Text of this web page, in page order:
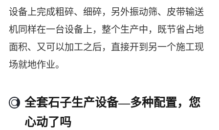
设备上完成粗碎、细碎，另外振动筛、皮带输送
机同样在一台设备上，整个生产中，既节省占地
面积、又可以加工之后，直接开到另一个施工现
场就地作业。
全套石子生产设备—多种配置，您
心动了吗